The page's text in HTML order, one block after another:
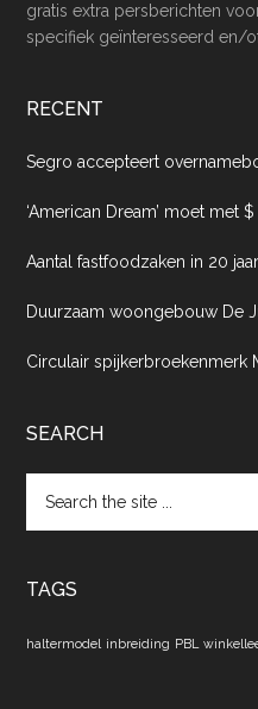
gratis extra persberichten
specifiek geïnteresseerd en/
RECENT
Segro accepteert
‘American Dream’ moet met
Aantal fastfoodzaken in 20
Duurzaam woongebouw De
Circulair spijkerbroekenmerk
SEARCH
the
TAGS
haltermodel inbreiding PBL